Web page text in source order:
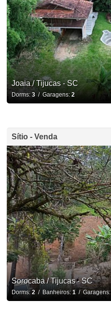
Joaia / Tijucas - SC
Dorms: 3/ Garagens: 2
Sítio - Venda
Sorocaba / Tijucas - SC
Dorms: 2/ Banheiros: 1/ Garagens: